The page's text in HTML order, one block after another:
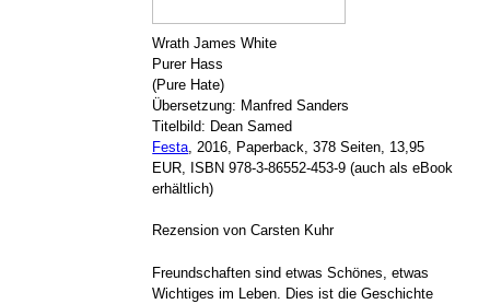
Wrath James White
Purer Hass
(Pure Hate)
Übersetzung: Manfred Sanders
Titelbild: Dean Samed
Festa, 2016, Paperback, 378 Seiten, 13,95
EUR, ISBN 978-3-86552-453-9 (auch als eBook
erhältlich)
Rezension von Carsten Kuhr
Freundschaften sind etwas Schönes, etwas
Wichtiges im Leben. Dies ist die Geschichte